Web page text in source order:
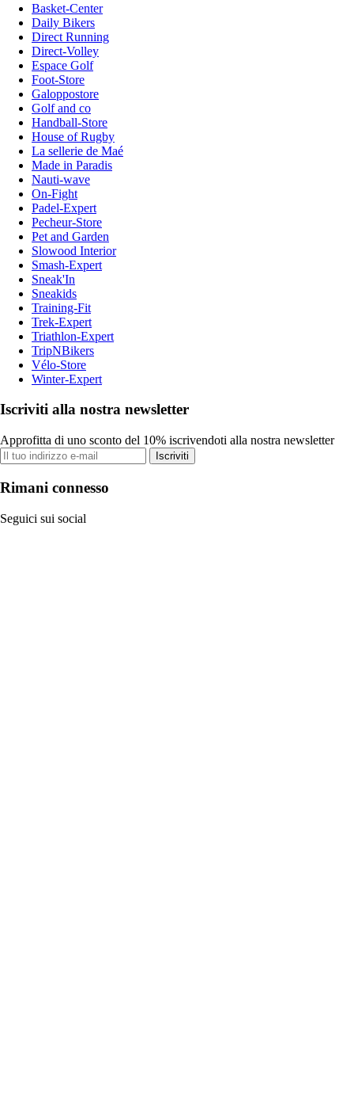
Basket-Center
Daily Bikers
Direct Running
Direct-Volley
Espace Golf
Foot-Store
Galoppostore
Golf and co
Handball-Store
House of Rugby
La sellerie de Maé
Made in Paradis
Nauti-wave
On-Fight
Padel-Expert
Pecheur-Store
Pet and Garden
Slowood Interior
Smash-Expert
Sneak'In
Sneakids
Training-Fit
Trek-Expert
Triathlon-Expert
TripNBikers
Vélo-Store
Winter-Expert
Iscriviti alla nostra newsletter
Approfitta di uno sconto del 10% iscrivendoti alla nostra newsletter
Iscriviti
Rimani connesso
Seguici sui social